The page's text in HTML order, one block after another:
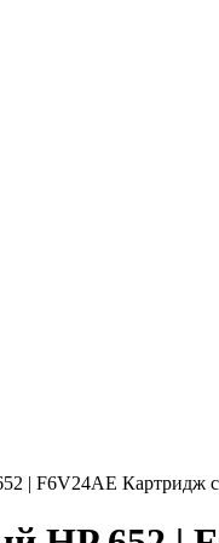
| F6V24AE Картридж